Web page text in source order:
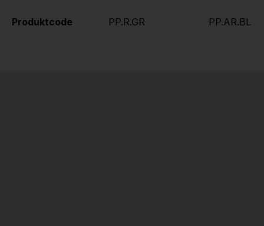
Produktcode PP.R.GR PP.AR.BL